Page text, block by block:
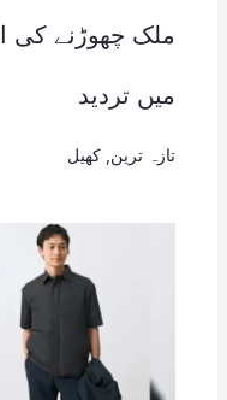
ملک چھوڑنے کی
میں تردید
تازہ ترین کھیل